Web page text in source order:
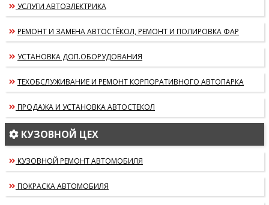
УСЛУГИ АВТОЭЛЕКТРИКА
РЕМОНТ И ЗАМЕНА АВТОСТЁКОЛ, РЕМОНТ И ПОЛИРОВКА ФАР
УСТАНОВКА ДОП.ОБОРУДОВАНИЯ
ТЕХОБСЛУЖИВАНИЕ И РЕМОНТ КОРПОРАТИВНОГО АВТОПАРКА
ПРОДАЖА И УСТАНОВКА АВТОСТЕКОЛ
КУЗОВНОЙ ЦЕХ
КУЗОВНОЙ РЕМОНТ АВТОМОБИЛЯ
ПОКРАСКА АВТОМОБИЛЯ